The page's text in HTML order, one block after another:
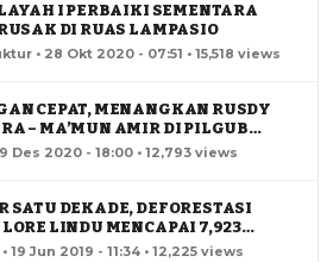
I PERBAIKI SEMENTARA
DI RUAS LAMPASIO
• 28 Okt 2020 - 07:51 • 15,518 views
CEPAT, MENANGKAN RUSDY
– MA’MUN AMIR DI PILGUB
Des 2020 - 18:00 • 12,793 views
SATU DEKADE, DEFORESTASI
LINDU MENCAPAI 7,923
19 Jun 2019 - 11:34 • 12,225 views